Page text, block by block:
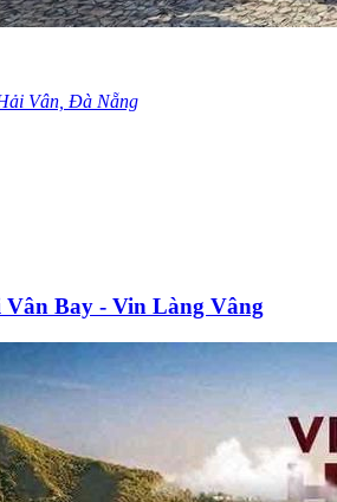
Vân, Đà Nẵng
Vân Bay - Vin Làng Vâng